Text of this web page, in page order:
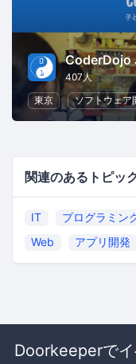
CoderDojo
407人
東京
ソフトウェア
関連のあるトピッ
IT プログラミン
Web
アプリ開発
Doorkeeperで